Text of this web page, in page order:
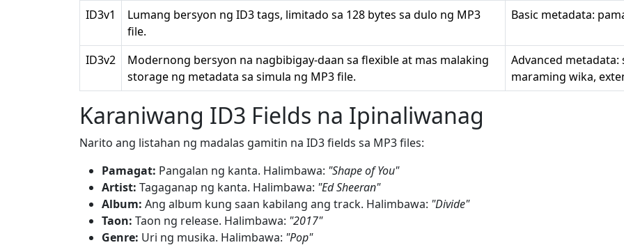
ID3v1
Lumang bersyon ng ID3 tags, limitado sa 128 bytes sa dulo ng MP3
file.
Basic metadata:
ID3v2
Modernong bersyon na nagbibigay-daan sa flexible at mas malaking
storage ng metadata sa simula ng MP3 file.
Advanced
maraming wika,
Karaniwang ID3 Fields na Ipinaliwanag
Narito ang listahan ng madalas gamitin na ID3 fields sa MP3 files:
Pamagat: Pangalan ng kanta. Halimbawa: "Shape of You"
Artist: Tagaganap ng kanta. Halimbawa: "Ed Sheeran"
Album: Ang album kung saan kabilang ang track. Halimbawa: "Divide"
Taon: Taon ng release. Halimbawa: "2017"
Genre: Uri ng musika. Halimbawa: "Pop"